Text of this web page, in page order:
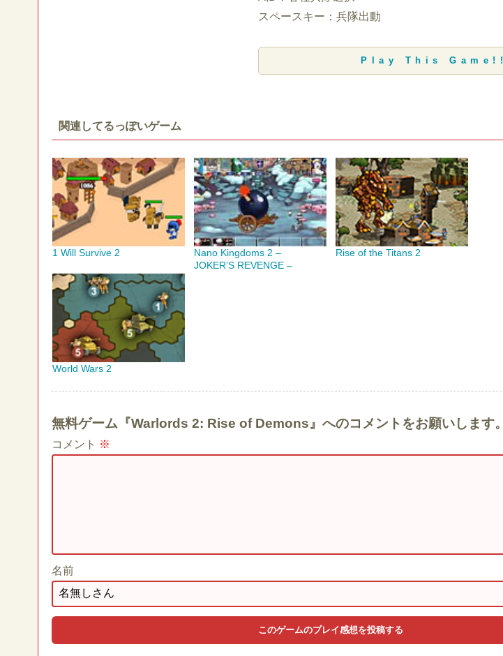
スペースキー：兵隊出動
Play This Game!!
関連してるっぽいゲーム
1 Will Survive 2
Nano Kingdoms 2 –
JOKER’S REVENGE –
Rise of the Titans 2
World Wars 2
無料ゲーム『Warlords 2: Rise of Demons』へのコメントをお願いします。
コメント ※
名前